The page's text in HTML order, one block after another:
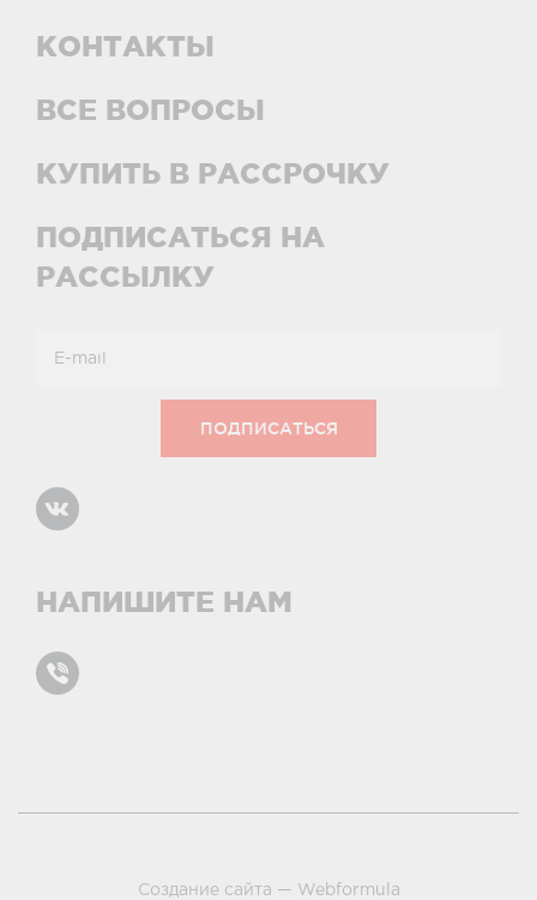
КОНТАКТЫ
ВСЕ ВОПРОСЫ
КУПИТЬ В РАССРОЧКУ
ПОДПИСАТЬСЯ НА
РАССЫЛКУ
НАПИШИТЕ НАМ
Создание сайта — Webformula
условиями и принципами